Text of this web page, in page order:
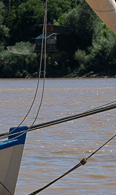
Exporter les lignes sélectionnées
Exporter toutes les colonnes
Exporter uniquement les
Menu
<
>
Notre regard
Les visites
Chantiers de Bénévoles
La flottille
?>
Images de la page d'accueil
Cliquez pour éditer